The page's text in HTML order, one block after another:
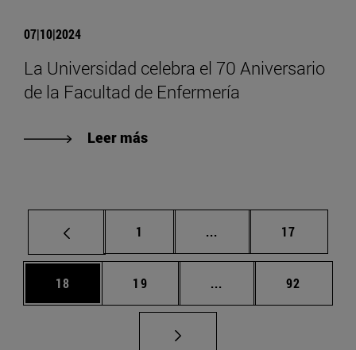
07|10|2024
La Universidad celebra el 70 Aniversario
de la Facultad de Enfermería
Leer más
Página
1 ... Páginas intermedias
Página
17
Página
18 Página
19 ... Páginas intermedias
Página
92